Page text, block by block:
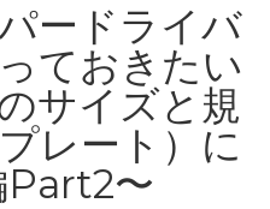
ードライバ
ておきたい
サイズと規
レート）に
Part2〜